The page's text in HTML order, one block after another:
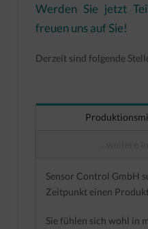
Werden Sie jetzt
freuen uns auf Sie!
Derzeit sind folgende
Sensor Control GmbH
Zeitpunkt einen
Sie fühlen sich wohl in